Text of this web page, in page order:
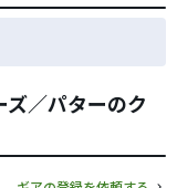
／パターのク